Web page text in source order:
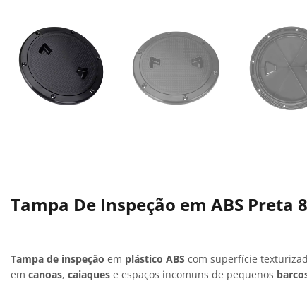
Tampa De Inspeção em ABS Preta
Tampa de inspeção em plástico ABS com superfície
em canoas, caiaques e espaços incomuns de pequenos